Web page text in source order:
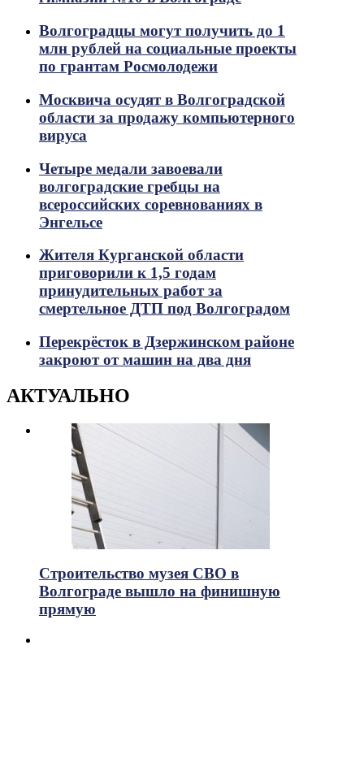
Волгоградцы могут получить до 1
млн рублей на социальные проекты
по грантам Росмолодежи
Москвича осудят в Волгоградской
области за продажу компьютерного
вируса
Четыре медали завоевали
волгоградские гребцы на
всероссийских соревнованиях в
Энгельсе
Жителя Курганской области
приговорили к 1,5 годам
принудительных работ за
смертельное ДТП под Волгоградом
Перекрёсток в Дзержинском районе
закроют от машин на два дня
АКТУАЛЬНО
Строительство музея СВО в
Волгограде вышло на финишную
прямую